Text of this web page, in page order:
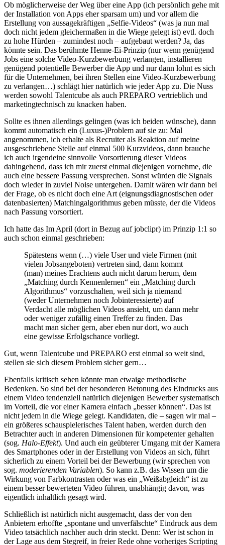
Ob möglicherweise der Weg über eine App (ich persönlich gehe mit
der Installation von Apps eher sparsam um) und vor allem die
Erstellung von aussagekräftigen „Selfie-Videos“ (was ja nun mal
doch nicht jedem gleichermaßen in die Wiege gelegt ist) evtl. doch
zu hohe Hürden – zumindest noch – aufgebaut werden? Ja, das
könnte sein. Das berühmte Henne-Ei-Prinzip (nur wenn genügend
Jobs eine solche Video-Kurzbewerbung verlangen, installieren
genügend potentielle Bewerber die App und nur dann lohnt es sich
für die Unternehmen, bei ihren Stellen eine Video-Kurzbewerbung
zu verlangen…) schlägt hier natürlich wie jeder App zu. Die Nuss
werden sowohl Talentcube als auch PREPARO vertrieblich und
marketingtechnisch zu knacken haben.
Sollte es ihnen allerdings gelingen (was ich beiden wünsche), dann
kommt automatisch ein (Luxus-)Problem auf sie zu: Mal
angenommen, ich erhalte als Recruiter als Reaktion auf meine
ausgeschriebene Stelle auf einmal 500 Kurzvideos, dann brauche
ich auch irgendeine sinnvolle Vorsortierung dieser Videos
dahingehend, dass ich mir zuerst einmal diejenigen vornehme, die
auch eine bessere Passung versprechen. Sonst würden die Signals
doch wieder in zuviel Noise untergehen. Damit wären wir dann bei
der Frage, ob es nicht doch eine Art (eignungsdiagnostischen oder
datenbasierten) Matchingalgorithmus geben müsste, der die Videos
nach Passung vorsortiert.
Ich hatte das Im April (dort in Bezug auf jobclipr) im Prinzip 1:1 so
auch schon einmal geschrieben:
Spätestens wenn (…) viele User und viele Firmen (mit
vielen Jobsangeboten) vertreten sind, dann kommt
(man) meines Erachtens auch nicht darum herum, dem
„Matching durch Kennenlernen“ ein „Matching durch
Algorithmus“ vorzuschalten, weil sich ja niemand
(weder Unternehmen noch Jobinteressierte) auf
Verdacht alle möglichen Videos ansieht, um dann mehr
oder weniger zufällig einen Treffer zu finden. Das
macht man sicher gern, aber eben nur dort, wo auch
eine gewisse Erfolgschance vorliegt.
Gut, wenn Talentcube und PREPARO erst einmal so weit sind,
stellen sie sich diesem Problem sicher gern…
Ebenfalls kritisch sehen könnte man etwaige methodische
Bedenken. So sind bei der besonderen Betonung des Eindrucks aus
einem Video tendenziell natürlich diejenigen Bewerber systematisch
im Vorteil, die vor einer Kamera einfach „besser können“. Das ist
nicht jedem in die Wiege gelegt. Kandidaten, die – sagen wir mal –
ein größeres schauspielerisches Talent haben, werden durch den
Betrachter auch in anderen Dimensionen für kompetenter gehalten
(sog. Halo-Effekt). Und auch ein geübterer Umgang mit der Kamera
des Smartphones oder in der Erstellung von Videos an sich, führt
sicherlich zu einem Vorteil bei der Bewerbung (wir sprechen von
sog. moderierenden Variablen). So kann z.B. das Wissen um die
Wirkung von Farbkontrasten oder was ein „Weißabgleich“ ist zu
einem besser bewerteten Video führen, unabhängig davon, was
eigentlich inhaltlich gesagt wird.
Schließlich ist natürlich nicht ausgemacht, dass der von den
Anbietern erhoffte „spontane und unverfälschte“ Eindruck aus dem
Video tatsächlich nachher auch drin steckt. Denn: Wer ist schon in
der Lage aus dem Stegreif, in freier Rede ohne vorheriges Scripting